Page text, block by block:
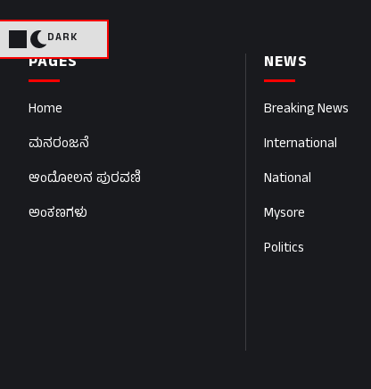
DARK
PAGES
Home
ಮನರಂಜನೆ
ಆಂದೋಲನ ಪುರವಣಿ
ಅಂಕಣಗಳು
NEWS
Breaking News
International
National
Mysore
Politics